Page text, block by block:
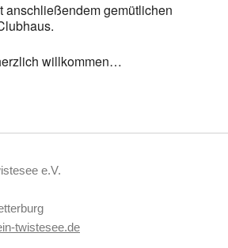
anschließendem gemütlichen
willkommen…
e.V.
twistesee.de